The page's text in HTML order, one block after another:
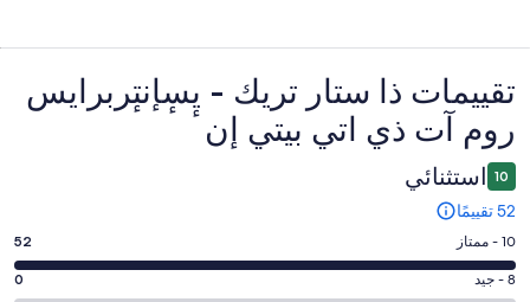
التقييمات تقييمات ⁦ذا ستار تريك - يٕسٕإنتٕربرايس
روم آت ذي اتي بيتي إن⁩
10 استثنائي
52 تقييمًا
درجة
التصنيف
10
10 - ممتاز 52
درجة
8 - جيد 0